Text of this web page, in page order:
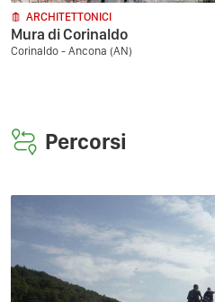
ARCHITETTONICI
Mura di Corinaldo
Corinaldo - Ancona (AN)
Percorsi